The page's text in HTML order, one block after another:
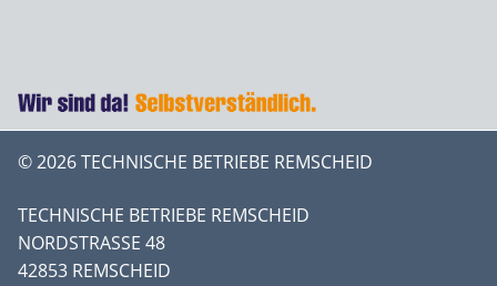
© 2026 TECHNISCHE BETRIEBE REMSCHEID
TECHNISCHE BETRIEBE REMSCHEID
NORDSTRASSE 48
42853 REMSCHEID